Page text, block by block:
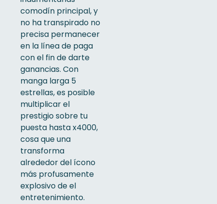
comodín principal, y
no ha transpirado no
precisa permanecer
en la línea de paga
con el fin de darte
ganancias. Con
manga larga 5
estrellas, es posible
multiplicar el
prestigio sobre tu
puesta hasta x4000,
cosa que una
transforma
alrededor del ícono
más profusamente
explosivo de el
entretenimiento.